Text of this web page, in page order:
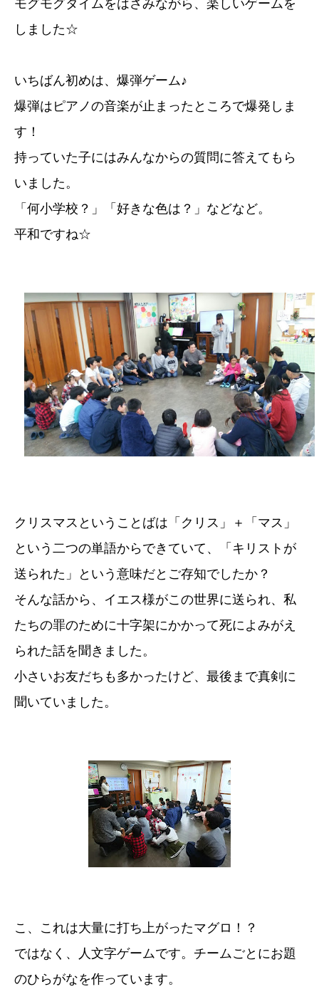
モグモグタイムをはさみながら、楽しいゲームを
しました☆
いちばん初めは、爆弾ゲーム♪
爆弾はピアノの音楽が止まったところで爆発しま
す！
持っていた子にはみんなからの質問に答えてもら
いました。
「何小学校？」「好きな色は？」などなど。
平和ですね☆
クリスマスということばは「クリス」＋「マス」
という二つの単語からできていて、「キリストが
送られた」という意味だとご存知でしたか？
そんな話から、イエス様がこの世界に送られ、私
たちの罪のために十字架にかかって死によみがえ
られた話を聞きました。
小さいお友だちも多かったけど、最後まで真剣に
聞いていました。
こ、これは大量に打ち上がったマグロ！？
ではなく、人文字ゲームです。チームごとにお題
のひらがなを作っています。